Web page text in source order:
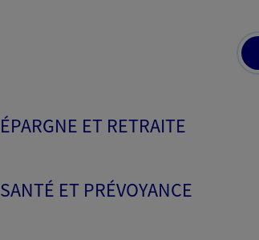
ÉPARGNE ET RETRAITE
SANTÉ ET PRÉVOYANCE